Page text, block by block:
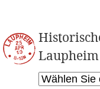
Laupheim